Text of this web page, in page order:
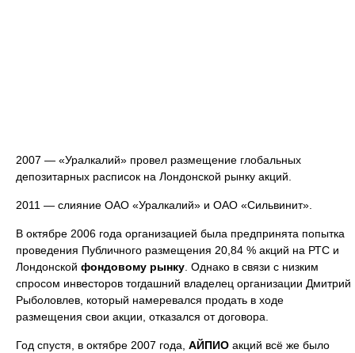
2007 — «Уралкалий» провел размещение глобальных
депозитарных расписок на Лондонской рынку акций.
2011 — слияние ОАО «Уралкалий» и ОАО «Сильвинит».
В октябре 2006 года организацией была предпринята попытка
проведения Публичного размещения 20,84 % акций на РТС и
Лондонской фондовому рынку . Однако в связи с низким
спросом инвесторов тогдашний владелец организации Дмитрий
Рыболовлев, который намеревался продать в ходе
размещения свои акции, отказался от договора.
Год спустя, в октябре 2007 года, АЙПИО акций всё же было